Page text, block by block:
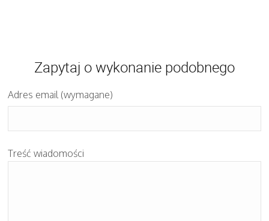
Zapytaj o wykonanie podobnego
Adres email (wymagane)
Treść wiadomości